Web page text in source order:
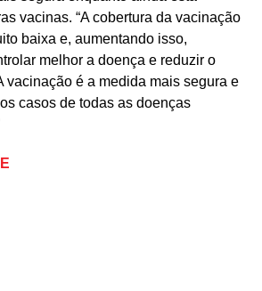
vacinas. “A cobertura da vacinação
baixa e, aumentando isso,
melhor a doença e reduzir o
vacinação é a medida mais segura e
casos de todas as doenças